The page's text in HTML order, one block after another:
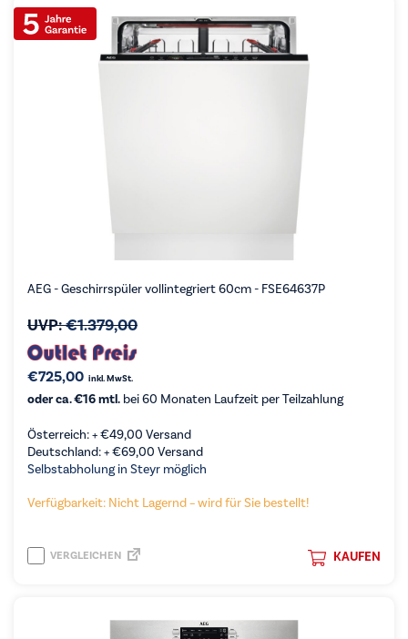
AEG - Geschirrspüler vollintegriert 60cm - FSE64637P
UVP:€1.379,00
€725,00 inkl. MwSt.
oder ca. €16 mtl. bei 60 Monaten Laufzeit per Teilzahlung
Österreich: +€49,00 Versand
Deutschland: +€69,00 Versand
Selbstabholung in Steyr möglich
Verfügbarkeit: Nicht Lagernd – wird für Sie bestellt!
KAUFEN
VERGLEICHEN